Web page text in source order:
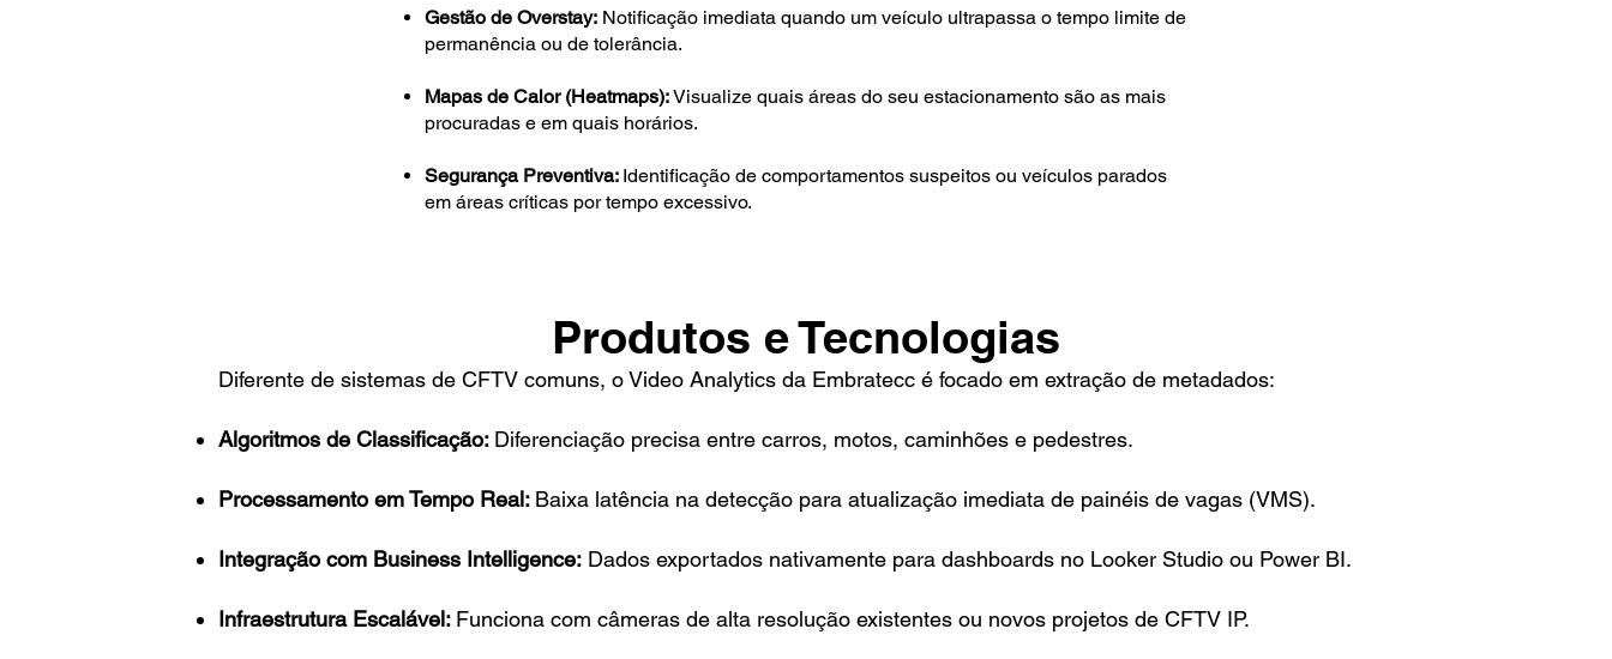
Gestão de Overstay: Notificação imediata quando um veículo ultrapassa o tempo limite de
permanência ou de tolerância.
Mapas de Calor (Heatmaps):Visualize quais áreas do seu estacionamento são as mais
procuradas e em quais horários.
Segurança Preventiva: Identificação de comportamentos suspeitos ou veículos parados
em áreas críticas por tempo excessivo.
Produtos e Tecnologias
Diferente de sistemas de CFTV comuns, o Video Analytics da Embratecc é focado em extração de metadados:
Algoritmos de Classificação: Diferenciação precisa entre carros, motos, caminhões e pedestres.
Processamento em Tempo Real: Baixa latência na detecção para atualização imediata de painéis de vagas (VMS).
Integração com Business Intelligence: Dados exportados nativamente para dashboards no Looker Studio ou Power BI.
Infraestrutura Escalável: Funciona com câmeras de alta resolução existentes ou novos projetos de CFTV IP.